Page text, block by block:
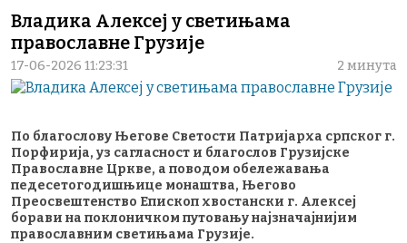
Владика Алексеј у светињама
православне Грузије
17-06-2026 11:23:31 2 минута
По благослову Његове Светости Патријарха српског г.
Порфирија, уз сагласност и благослов Грузијске
Православне Цркве, а поводом обележавања
педесетогодишњице монаштва, Његово
Преосвештенство Епископ хвостански г. Алексеј
борави на поклоничком путовању најзначајнијим
православним светињама Грузије.